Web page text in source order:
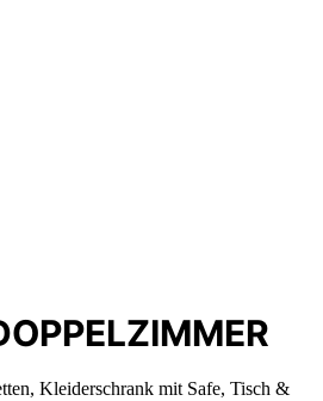
Kleiderschrank mit Safe, Tisch &